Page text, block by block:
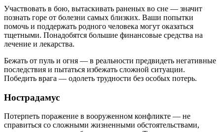
Участвовать в бою, вытаскивать раненых во сне — значит
познать горе от болезни самых близких. Ваши попытки
помочь и поддержать родного человека могут оказаться
тщетными. Понадобятся большие финансовые средства на
лечение и лекарства.
Бежать от пуль и огня — в реальности предвидеть негативные
последствия и пытаться избежать сложной ситуации.
Победить врага — одолеть трудности без особых потерь.
Нострадамус
Потерпеть поражение в вооруженном конфликте — не
справиться со сложными жизненными обстоятельствами,